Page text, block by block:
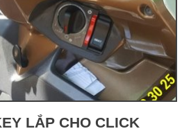
LẮP CHO CLICK